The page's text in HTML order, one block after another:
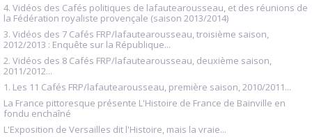
4. Vidéos des Cafés politiques de lafautearousseau, et des réunions de
la Fédération royaliste provençale (saison 2013/2014)
3. Vidéos des 7 Cafés FRP/lafautearousseau, troisième saison,
2012/2013 : Enquête sur la République...
2. Vidéos des 8 Cafés FRP/lafautearousseau, deuxième saison,
2011/2012...
1. Les 11 Cafés FRP/lafautearousseau, première saison, 2010/2011...
La France pittoresque présente L'Histoire de France de Bainville en
fondu enchaîné
L'Exposition de Versailles dit l'Histoire, mais la vraie...